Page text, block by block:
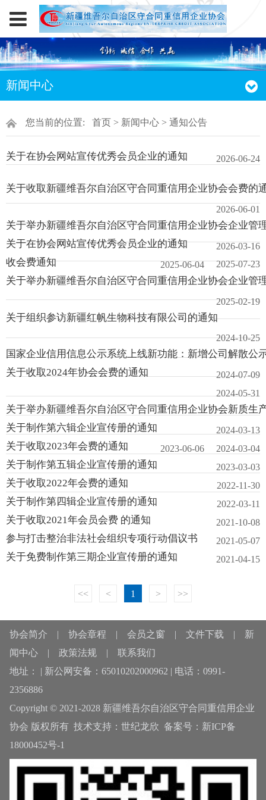
新闻中心
您当前的位置: 首页> 新闻中心> 通知公告
关于在协会网站宣传优秀会员企业的通知 2026-06-24
关于收取新疆维吾尔自治区守合同重信用企业协会会费的
2026-06-01
关于举办新疆维吾尔自治区守合同重信用企业协会企业管
2026-03-16
关于在协会网站宣传优秀会员企业的通知
2025-07-23
收会费通知 2025-06-04
关于举办新疆维吾尔自治区守合同重信用企业协会企业管
2025-02-19
关于组织参访新疆红帆生物科技有限公司的通知
2024-10-25
国家企业信用信息公示系统上线新功能：新增公司解散公
2024-07-09
关于收取2024年协会会费的通知
2024-05-31
关于举办新疆维吾尔自治区守合同重信用企业协会新质生
2024-03-13
关于制作第六辑企业宣传册的通知
2024-03-04
关于收取2023年会费的通知 2023-06-06
关于制作第五辑企业宣传册的通知 2023-03-03
关于收取2022年会费的通知 2022-11-30
关于制作第四辑企业宣传册的通知 2022-03-11
关于收取2021年会员会费 的通知 2021-10-08
参与打击整治非法社会组织专项行动倡议书 2021-05-07
关于免费制作第三期企业宣传册的通知 2021-04-15
<< < 1 > >>
协会简介 | 协会章程 | 会员之窗 | 文件下载 | 新
闻中心| 政策法规| 联系我们
地址： | 新公网安备：65010202000962 | 电话：0991-
2356886
Copyright © 2021-2028 新疆维吾尔自治区守合同重信用企业
协会 版权所有 技术支持： 世纪龙欣 备案号： 新ICP备
18000452号-1